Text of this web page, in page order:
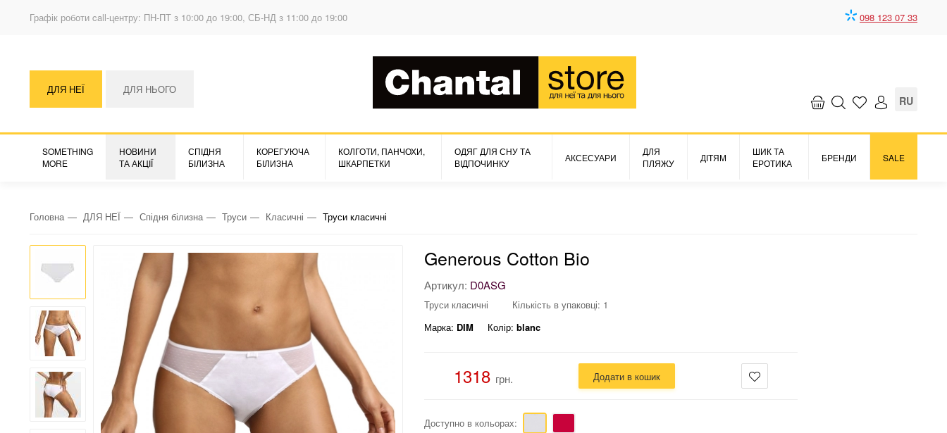
Графік роботи call-центру: ПН-ПТ з 10:00 до 19:00, СБ-НД з 11:00 до 19:00 098 123 07 33
ДЛЯ НЕЇ ДЛЯ НЬОГО
RU
SOMETHING
MORE
НОВИНИ
ТА АКЦІЇ
СПІДНЯ
БІЛИЗНА
КОРЕГУЮЧА
БІЛИЗНА
КОЛГОТИ, ПАНЧОХИ,
ШКАРПЕТКИ
ОДЯГ ДЛЯ СНУ ТА
ВІДПОЧИНКУ
АКСЕСУАРИ
ДЛЯ
ПЛЯЖУ
ДІТЯМ
ШИК ТА
ЕРОТИКА
БРЕНДИ SALE
Головна ДЛЯ НЕЇ Спідня білизна Труси Класичні Труси класичні
Generous Cotton Bio
Артикул: D0ASG
Труси класичні
Кількість в упаковці: 1
Марка: DIM Колір: blanc
1318 грн. Додати в кошик
Доступно в кольорах: